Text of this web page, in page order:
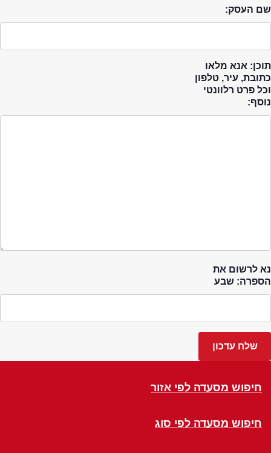
שם העסק:
תוכן: אנא מלאו
כתובת, עיר, טלפון
וכל פרט רלוונטי
נוסף:
נא לרשום את
הספרה: שבע
חיפוש מסעדה לפי אזור
חיפוש מסעדה לפי סוג